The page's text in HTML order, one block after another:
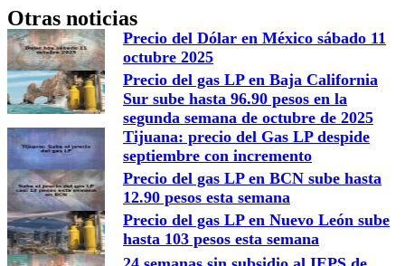
Otras noticias
Precio del Dólar en México sábado 11
octubre 2025
Precio del gas LP en Baja California
Sur sube hasta 96.90 pesos en la
segunda semana de octubre de 2025
Tijuana: precio del Gas LP despide
septiembre con incremento
Precio del gas LP en BCN sube hasta
12.90 pesos esta semana
Precio del gas LP en Nuevo León sube
hasta 103 pesos esta semana